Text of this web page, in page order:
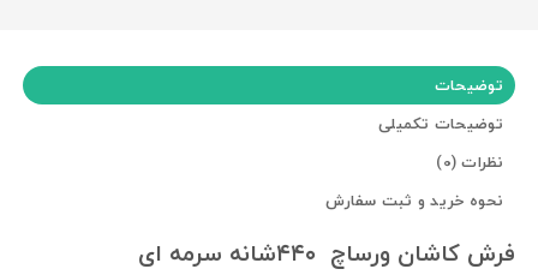
توضیحات
توضیحات تکمیلی
نظرات (0)
نحوه خرید و ثبت سفارش
فرش کاشان ورساچ ۴۴۰شانه سرمه ای